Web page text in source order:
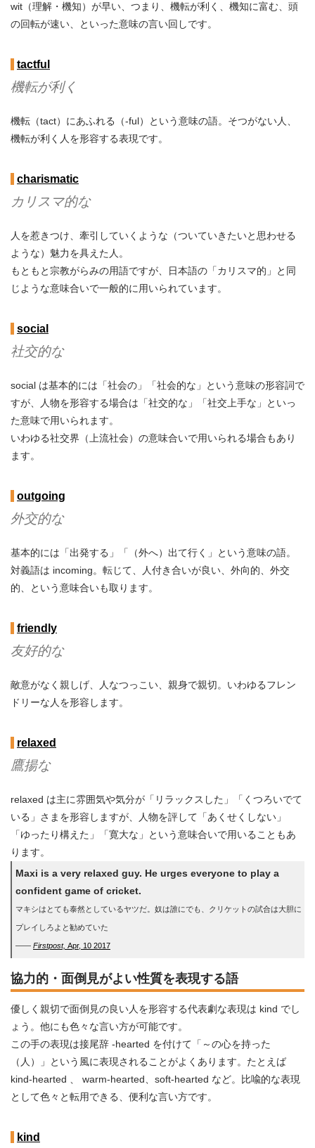
wit（理解・機知）が早い、つまり、機転が利く、機知に富む、頭
の回転が速い、といった意味の言い回しです。
tactful
機転が利く
機転（tact）にあふれる（-ful）という意味の語。そつがない人、
機転が利く人を形容する表現です。
charismatic
カリスマ的な
人を惹きつけ、牽引していくような（ついていきたいと思わせる
ような）魅力を具えた人。
もともと宗教がらみの用語ですが、日本語の「カリスマ的」と同
じような意味合いで一般的に用いられています。
social
社交的な
social は基本的には「社会の」「社会的な」という意味の形容詞で
すが、人物を形容する場合は「社交的な」「社交上手な」といっ
た意味で用いられます。
いわゆる社交界（上流社会）の意味合いで用いられる場合もあり
ます。
outgoing
外交的な
基本的には「出発する」「（外へ）出て行く」という意味の語。
対義語は incoming。転じて、人付き合いが良い、外向的、外交
的、という意味合いも取ります。
friendly
友好的な
敵意がなく親しげ、人なつっこい、親身で親切。いわゆるフレン
ドリーな人を形容します。
relaxed
鷹揚な
relaxed は主に雰囲気や気分が「リラックスした」「くつろいでて
いる」さまを形容しますが、人物を評して「あくせくしない」
「ゆったり構えた」「寛大な」という意味合いで用いることもあ
ります。
Maxi is a very relaxed guy. He urges everyone to play a
confident game of cricket.
マキシはとても泰然としているヤツだ。奴は誰にでも、クリケットの試合は大胆に
プレイしろよと勧めていた
―― Firstpost, Apr, 10 2017
協力的・面倒見がよい性質を表現する語
優しく親切で面倒見の良い人を形容する代表劇な表現は kind でし
ょう。他にも色々な言い方が可能です。
この手の表現は接尾辞 -hearted を付けて「～の心を持った
（人）」という風に表現されることがよくあります。たとえば
kind-hearted 、 warm-hearted、soft-hearted など。比喩的な表現
として色々と転用できる、便利な言い方です。
kind